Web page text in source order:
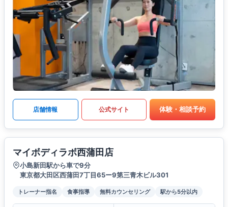
店舗情報 公式サイト 体験・相談予約
マイボディラボ西蒲田店
小島新田駅から車で9分
東京都大田区西蒲田7丁目65ー9第三青木ビル301
トレーナー指名 食事指導 無料カウンセリング 駅から5分以内